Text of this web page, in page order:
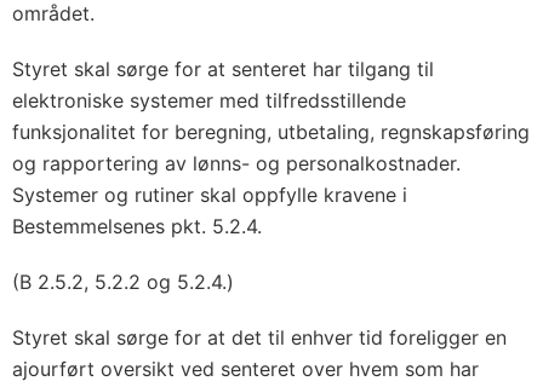
området.
Styret skal sørge for at senteret har tilgang til
elektroniske systemer med tilfredsstillende
funksjonalitet for beregning, utbetaling, regnskapsføring
og rapportering av lønns- og personalkostnader.
Systemer og rutiner skal oppfylle kravene i
Bestemmelsenes pkt. 5.2.4.
(B 2.5.2, 5.2.2 og 5.2.4.)
Styret skal sørge for at det til enhver tid foreligger en
ajourført oversikt ved senteret over hvem som har